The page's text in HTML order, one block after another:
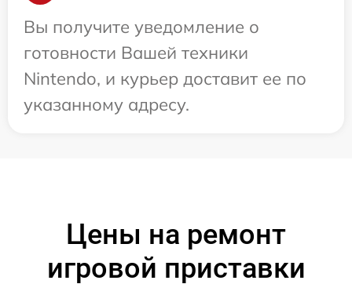
Вы получите уведомление о
готовности Вашей техники
Nintendo, и курьер доставит ее по
указанному адресу.
Цены на ремонт
игровой приставки